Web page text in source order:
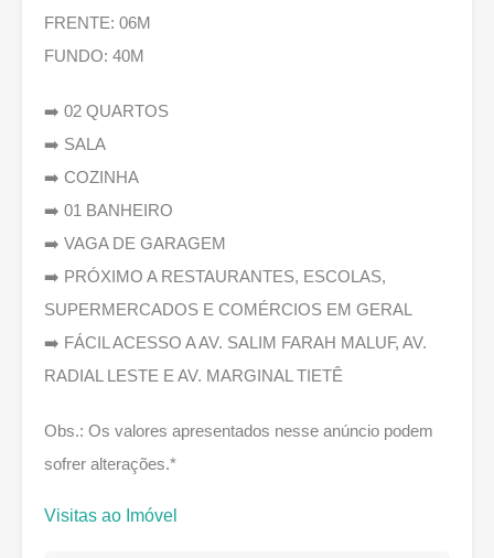
FRENTE: 06M
FUNDO: 40M
➡️ 02 QUARTOS
➡️ SALA
➡️ COZINHA
➡️ 01 BANHEIRO
➡️ VAGA DE GARAGEM
➡️ PRÓXIMO A RESTAURANTES, ESCOLAS,
SUPERMERCADOS E COMÉRCIOS EM GERAL
➡️ FÁCIL ACESSO A AV. SALIM FARAH MALUF, AV.
RADIAL LESTE E AV. MARGINAL TIETÊ
Obs.: Os valores apresentados nesse anúncio podem
sofrer alterações.*
Visitas ao Imóvel